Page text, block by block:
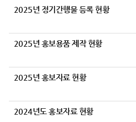
2025년 정기간행물 등록 현황
2025년 홍보용품 제작 현황
2025년 홍보자료 현황
2024년도 홍보자료 현황